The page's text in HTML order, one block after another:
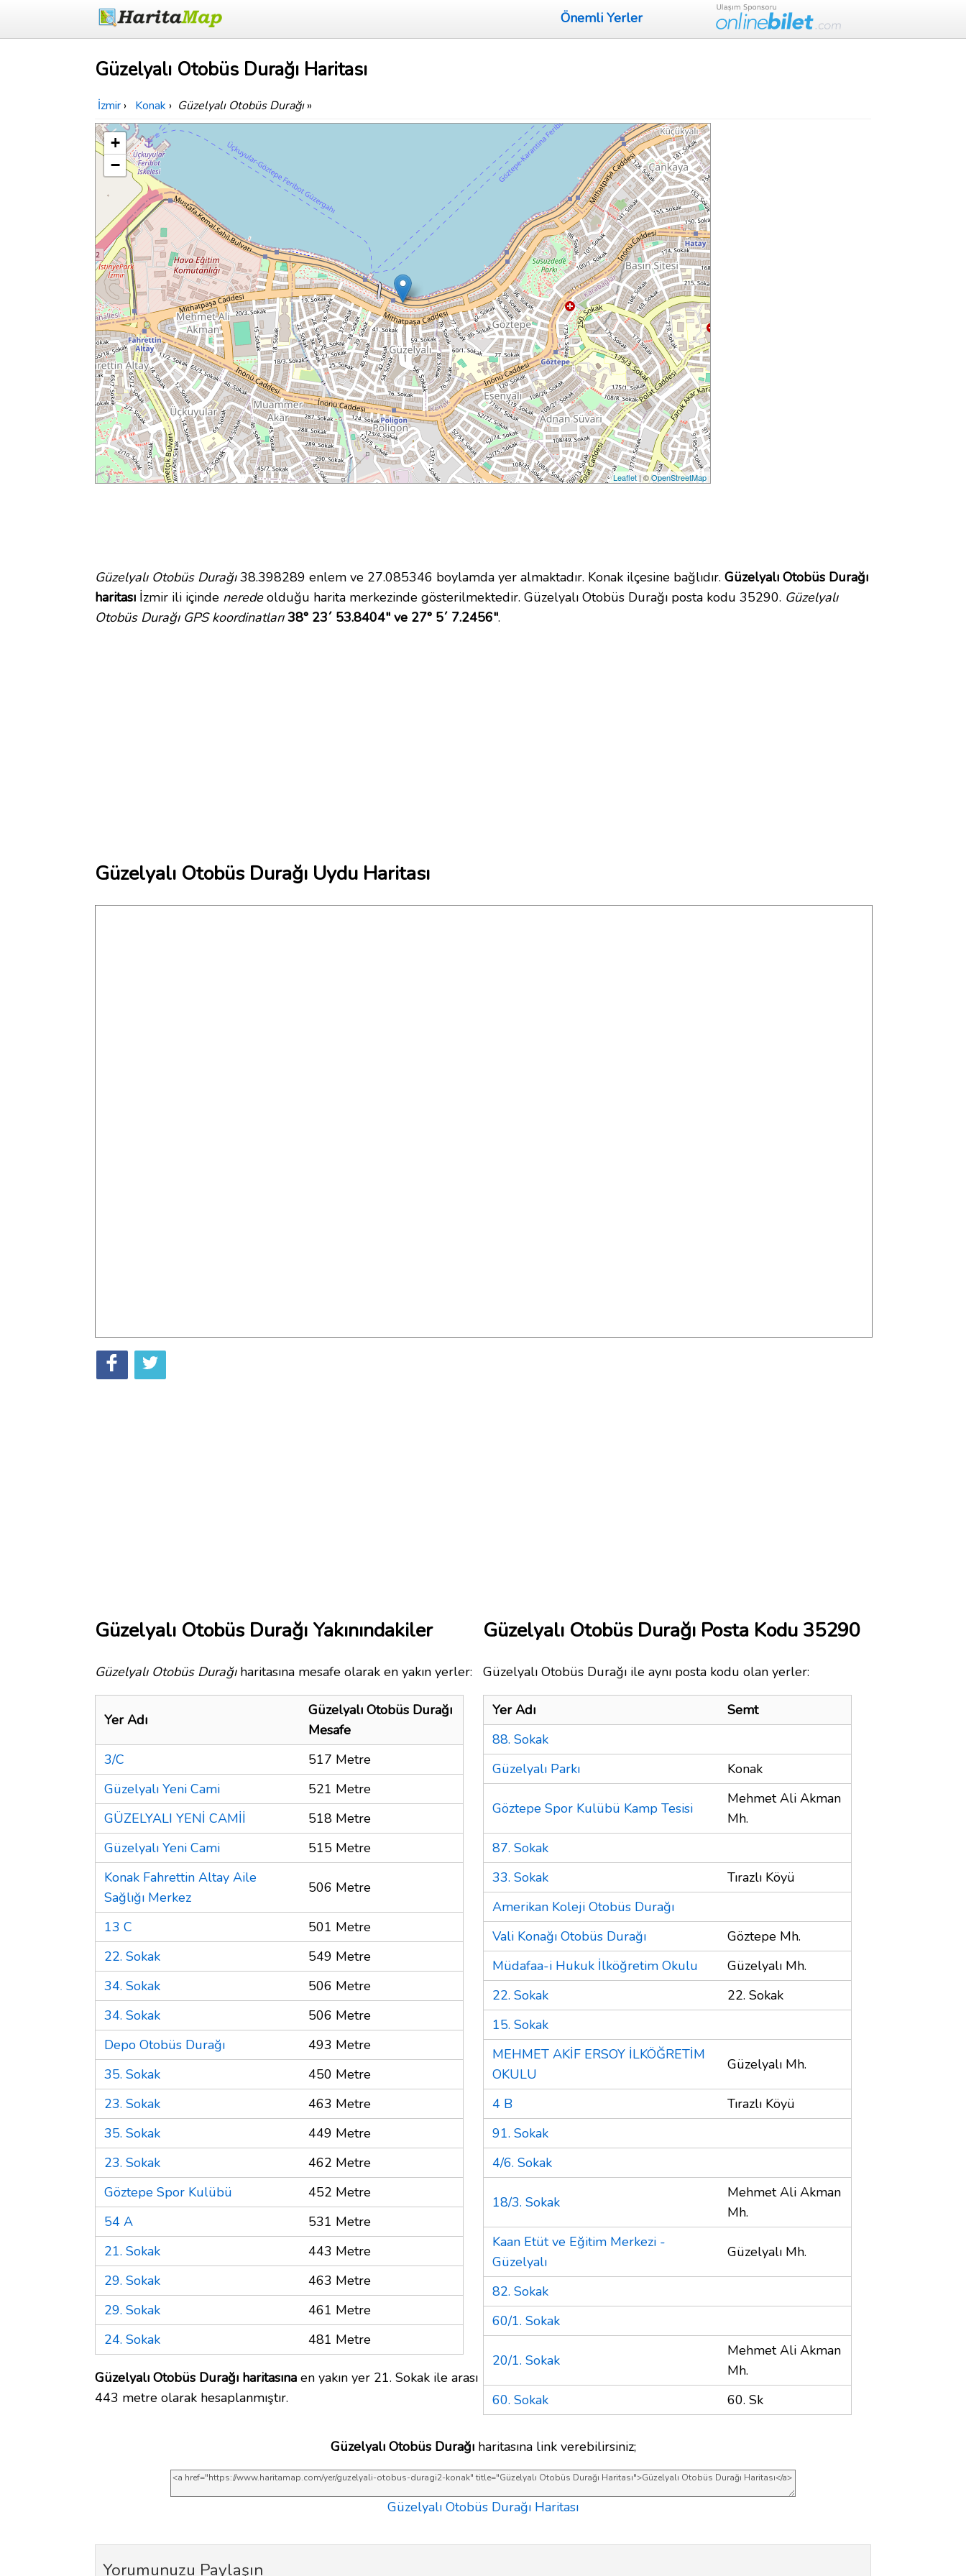
Önemli Yerler
Güzelyalı Otobüs Durağı Haritası
İzmir › Konak › Güzelyalı Otobüs Durağı»
+
−
Leaflet | ©OpenStreetMap
Güzelyalı Otobüs Durağı38.398289 enlem ve 27.085346 boylamda yer almaktadır. Konak ilçesine bağlıdır. Güzelyalı Otobüs Durağı
haritası İzmir ili içinde neredeolduğu harita merkezinde gösterilmektedir. Güzelyalı Otobüs Durağı posta kodu 35290. Güzelyalı
Otobüs Durağı GPS koordinatları 38° 23´ 53.8404" ve 27° 5´ 7.2456".
Güzelyalı Otobüs Durağı Uydu Haritası
Güzelyalı Otobüs Durağı Yakınındakiler
Güzelyalı Otobüs Durağıharitasına mesafe olarak en yakın yerler:
Yer Adı
Güzelyalı Otobüs Durağı
Mesafe
3/C
517 Metre
Güzelyalı Yeni Cami
521 Metre
GÜZELYALI YENİ CAMİİ
518 Metre
Güzelyalı Yeni Cami
515 Metre
Konak Fahrettin Altay Aile
Sağlığı Merkez
506 Metre
13 C
501 Metre
22. Sokak
549 Metre
34. Sokak
506 Metre
34. Sokak
506 Metre
Depo Otobüs Durağı
493 Metre
35. Sokak
450 Metre
23. Sokak
463 Metre
35. Sokak
449 Metre
23. Sokak
462 Metre
Göztepe Spor Kulübü
452 Metre
54 A
531 Metre
21. Sokak
443 Metre
29. Sokak
463 Metre
29. Sokak
461 Metre
24. Sokak
481 Metre
Güzelyalı Otobüs Durağı haritasına en yakın yer 21. Sokak ile arası
443 metre olarak hesaplanmıştır.
Güzelyalı Otobüs Durağı Posta Kodu 35290
Güzelyalı Otobüs Durağı ile aynı posta kodu olan yerler:
Yer Adı
Semt
88. Sokak
Güzelyalı Parkı
Konak
Göztepe Spor Kulübü Kamp Tesisi
Mehmet Ali Akman
Mh.
87. Sokak
33. Sokak
Tırazlı Köyü
Amerikan Koleji Otobüs Durağı
Vali Konağı Otobüs Durağı
Göztepe Mh.
Müdafaa-i Hukuk İlköğretim Okulu
Güzelyalı Mh.
22. Sokak
22. Sokak
15. Sokak
MEHMET AKİF ERSOY İLKÖĞRETİM
OKULU
Güzelyalı Mh.
4 B
Tırazlı Köyü
91. Sokak
4/6. Sokak
18/3. Sokak
Mehmet Ali Akman
Mh.
Kaan Etüt ve Eğitim Merkezi -
Güzelyalı
Güzelyalı Mh.
82. Sokak
60/1. Sokak
20/1. Sokak
Mehmet Ali Akman
Mh.
60. Sokak
60. Sk
Güzelyalı Otobüs Durağıharitasına link verebilirsiniz;
Güzelyalı Otobüs Durağı Haritası
Yorumunuzu Paylaşın